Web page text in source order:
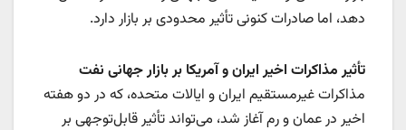
دهد، اما صادرات کنونی تأثیر محدودی بر بازار دارد.
تأثیر مذاکرات اخیر ایران و آمریکا بر بازار جهانی نفت
مذاکرات غیرمستقیم ایران و ایالات متحده، که در دو هفته
اخیر در عمان و رم آغاز شد، می‌تواند تأثیر قابل‌توجهی بر